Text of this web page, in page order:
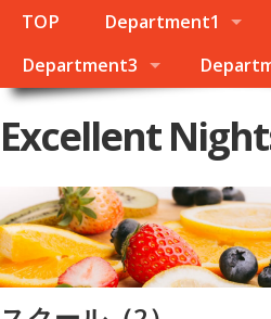
TOP Department1
Department3
Excellent